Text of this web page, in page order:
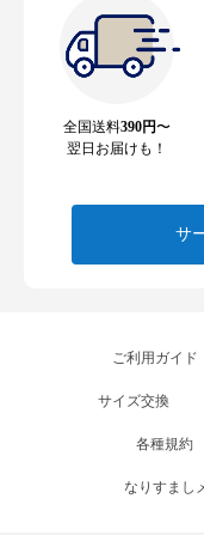
全国送料390円〜
翌日お届けも！
サ
ご利用ガイド
サイズ交換
各種規約
なりすまし